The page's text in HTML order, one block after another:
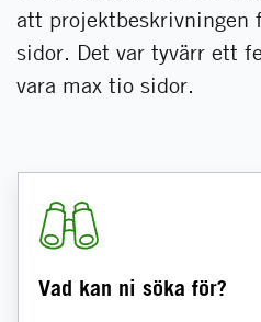
att projektbeskrivningen
sidor. Det var tyvärr ett
vara max tio sidor.
Vad kan ni söka för?